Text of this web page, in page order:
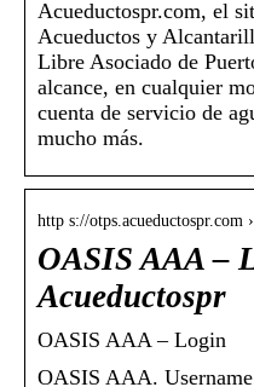
Acueductospr.com, el
Acueductos y
Libre Asociado de
alcance, en cualquier
cuenta de servicio de
mucho más.
http s://otps.acueductospr.com
OASIS AAA –
Acueductospr
OASIS AAA – Login
OASIS AAA.